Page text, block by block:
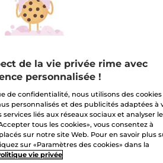
Paiement
Satisfait ou
Conditions
VOIR LES
Avis clients
VOIR LA
de la vie privée rime avec
personnalisée !
de confidentialité, nous utilisons des cookies
personnalisés et des publicités adaptées à
liés aux réseaux sociaux et analyser le
tous les cookies», vous consentez à
sur notre site Web. Pour en savoir plus
sur «Paramètres des cookies» dans la
vie privée